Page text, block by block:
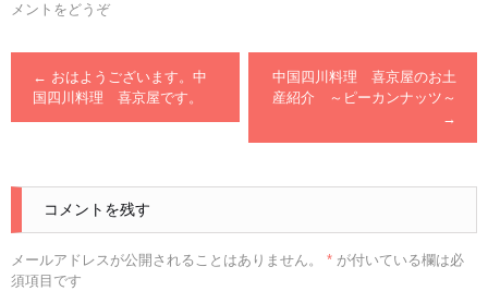
メントをどうぞ
← おはようございます。中
国四川料理 喜京屋です。
中国四川料理 喜京屋のお土
産紹介 ～ピーカンナッツ～
→
コメントを残す
メールアドレスが公開されることはありません。 * が付いている欄は必
須項目です